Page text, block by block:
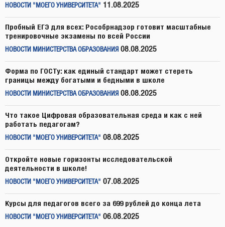
НОВОСТИ "МОЕГО УНИВЕРСИТЕТА" 11.08.2025
Пробный ЕГЭ для всех: Рособрнадзор готовит масштабные
тренировочные экзамены по всей России
НОВОСТИ МИНИСТЕРСТВА ОБРАЗОВАНИЯ 08.08.2025
Форма по ГОСТу: как единый стандарт может стереть
границы между богатыми и бедными в школе
НОВОСТИ МИНИСТЕРСТВА ОБРАЗОВАНИЯ 08.08.2025
Что такое Цифровая образовательная среда и как с ней
работать педагогам?
НОВОСТИ "МОЕГО УНИВЕРСИТЕТА" 08.08.2025
Откройте новые горизонты исследовательской
деятельности в школе!
НОВОСТИ "МОЕГО УНИВЕРСИТЕТА" 07.08.2025
Курсы для педагогов всего за 699 рублей до конца лета
НОВОСТИ "МОЕГО УНИВЕРСИТЕТА" 06.08.2025